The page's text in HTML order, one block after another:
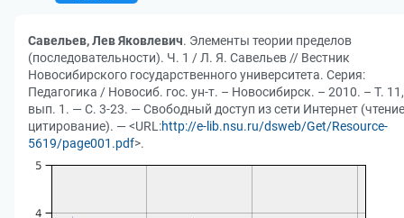
Савельев, Лев Яковлевич. Элементы теории пределов
(последовательности). Ч. 1 / Л. Я. Савельев // Вестник
Новосибирского государственного университета. Серия:
Педагогика / Новосиб. гос. ун-т. – Новосибирск. – 2010. – Т. 11,
вып. 1. — С. 3-23. — Свободный доступ из сети Интернет
цитирование). — <URL:http://e-lib.nsu.ru/dsweb/Get/Resource-
5619/page001.pdf>.